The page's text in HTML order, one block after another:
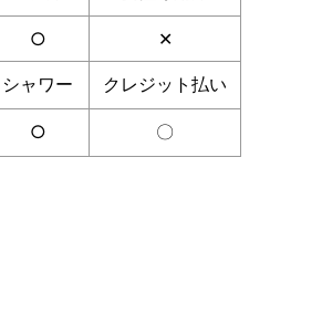
○ ✕
シャワー クレジット払い
○ 〇